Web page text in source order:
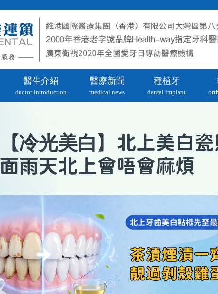
醫生介紹
doctor introduction
醫療新聞
medical news
種植牙
dental implant
【冷光美白 】北上美白
面雨天北上會唔會麻煩